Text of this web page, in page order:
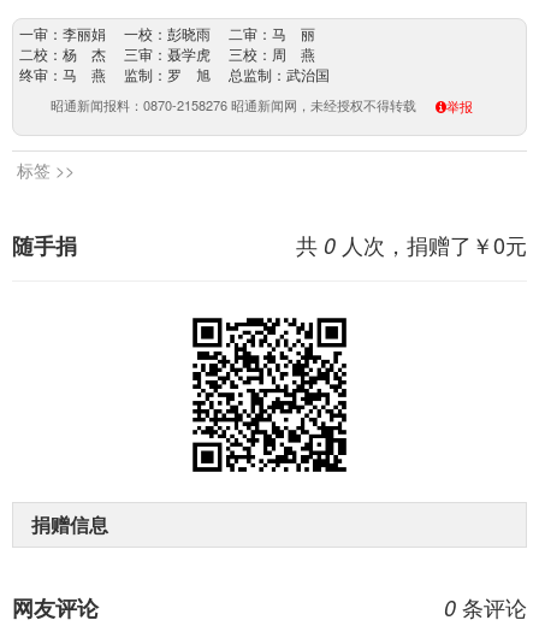
一审：李丽娟 一校：彭晓雨 二审：马 丽
二校：杨 杰 三审：聂学虎 三校：周 燕
终审：马 燕 监制：罗 旭 总监制：武治国
昭通新闻报料：0870-2158276 昭通新闻网，未经授权不得转载 举报
标签 >>
共 0 人次，捐赠了￥0元
随手捐
捐赠信息
0 条评论
网友评论